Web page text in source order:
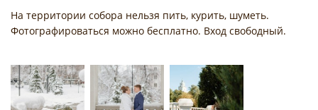
На территории собора нельзя пить, курить, шуметь.
Фотографироваться можно бесплатно. Вход свободный.